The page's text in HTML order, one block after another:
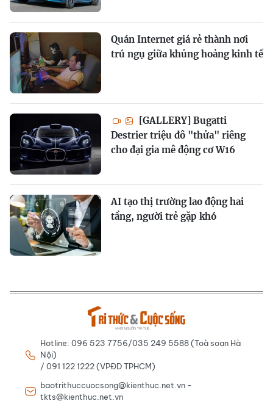
Quán Internet giá rẻ thành nơi
trú ngụ giữa khủng hoảng kinh tế
[GALLERY] Bugatti
Destrier triệu đô "thửa" riêng
cho đại gia mê động cơ W16
AI tạo thị trường lao động hai
tầng, người trẻ gặp khó
Hotline: 096 523 7756/035 249 5588 (Toà soạn Hà
Nội)
/ 091 122 1222 (VPĐD TPHCM)
baotrithuccuocsong@kienthuc.net.vn -
tkts@kienthuc.net.vn